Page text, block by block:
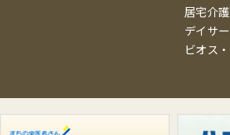
居宅介
デイサ
ビオス